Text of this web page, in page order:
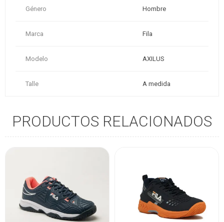
Género Hombre
Marca Fila
Modelo AXILUS
Talle A medida
PRODUCTOS RELACIONADOS